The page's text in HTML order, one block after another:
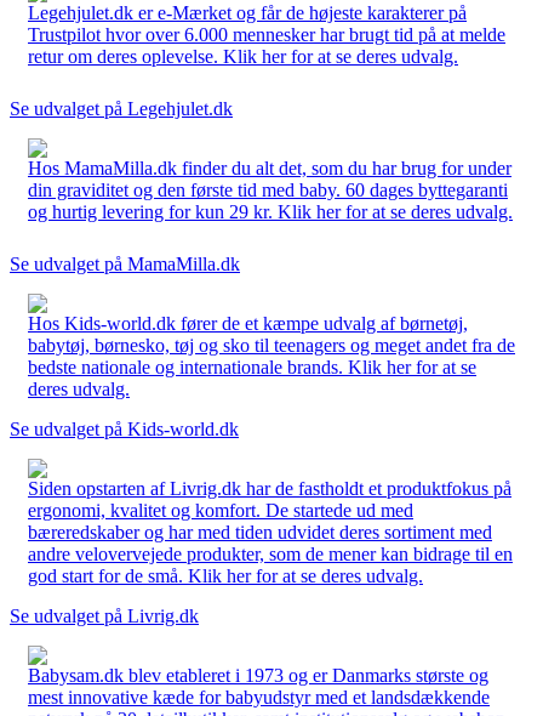
Legehjulet.dk er e-Mærket og får de højeste karakterer på
Trustpilot hvor over 6.000 mennesker har brugt tid på at melde
retur om deres oplevelse. Klik her for at se deres udvalg.
Se udvalget på Legehjulet.dk
Hos MamaMilla.dk finder du alt det, som du har brug for under
din graviditet og den første tid med baby. 60 dages byttegaranti
og hurtig levering for kun 29 kr. Klik her for at se deres udvalg.
Se udvalget på MamaMilla.dk
Hos Kids-world.dk fører de et kæmpe udvalg af børnetøj,
babytøj, børnesko, tøj og sko til teenagers og meget andet fra de
bedste nationale og internationale brands. Klik her for at se
deres udvalg.
Se udvalget på Kids-world.dk
Siden opstarten af Livrig.dk har de fastholdt et produktfokus på
ergonomi, kvalitet og komfort. De startede ud med
bæreredskaber og har med tiden udvidet deres sortiment med
andre velovervejede produkter, som de mener kan bidrage til en
god start for de små. Klik her for at se deres udvalg.
Se udvalget på Livrig.dk
Babysam.dk blev etableret i 1973 og er Danmarks største og
mest innovative kæde for babyudstyr med et landsdækkende